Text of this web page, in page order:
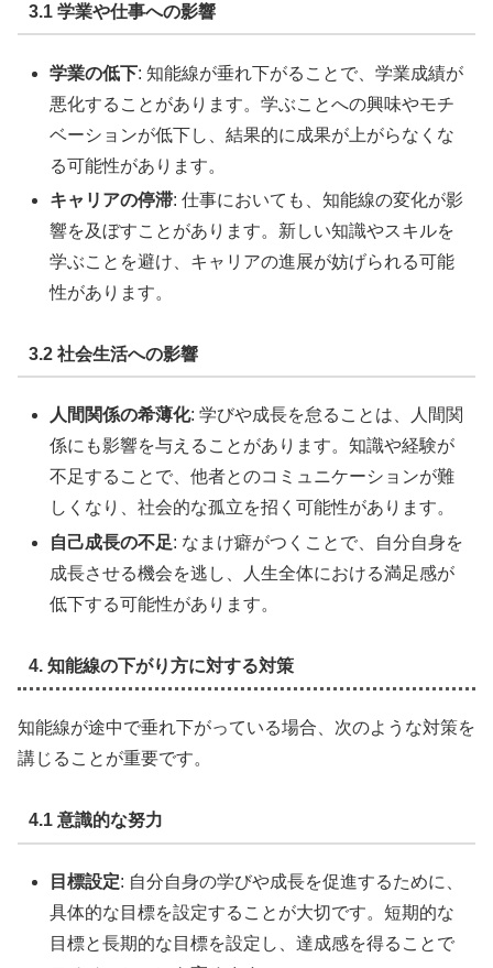
3.1 学業や仕事への影響
学業の低下: 知能線が垂れ下がることで、学業成績が
悪化することがあります。学ぶことへの興味やモチ
ベーションが低下し、結果的に成果が上がらなくな
る可能性があります。
キャリアの停滞: 仕事においても、知能線の変化が影
響を及ぼすことがあります。新しい知識やスキルを
学ぶことを避け、キャリアの進展が妨げられる可能
性があります。
3.2 社会生活への影響
人間関係の希薄化: 学びや成長を怠ることは、人間関
係にも影響を与えることがあります。知識や経験が
不足することで、他者とのコミュニケーションが難
しくなり、社会的な孤立を招く可能性があります。
自己成長の不足: なまけ癖がつくことで、自分自身を
成長させる機会を逃し、人生全体における満足感が
低下する可能性があります。
4. 知能線の下がり方に対する対策
知能線が途中で垂れ下がっている場合、次のような対策を
講じることが重要です。
4.1 意識的な努力
目標設定: 自分自身の学びや成長を促進するために、
具体的な目標を設定することが大切です。短期的な
目標と長期的な目標を設定し、達成感を得ることで